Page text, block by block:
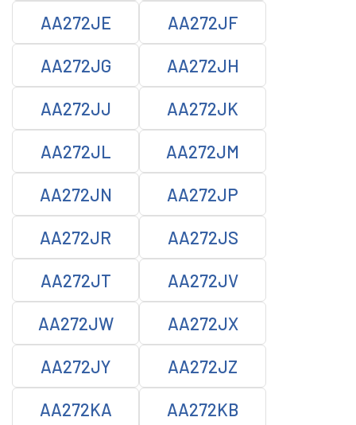
AA272JE AA272JF
AA272JG AA272JH
AA272JJ AA272JK
AA272JL AA272JM
AA272JN AA272JP
AA272JR AA272JS
AA272JT AA272JV
AA272JW AA272JX
AA272JY AA272JZ
AA272KA AA272KB